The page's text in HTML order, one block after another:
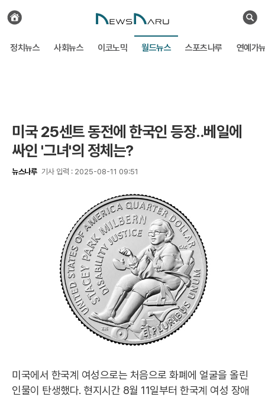
검
전
체
보
정치뉴스 사회뉴스 이코노믹 월드뉴스 스포츠나루 연예가
미국 25센트 동전에 한국인 등장..베일에
싸인 '그녀'의 정체는?
뉴스나루 기사 입력 : 2025-08-11 09:51
미국에서 한국계 여성으로는 처음으로 화폐에 얼굴을 올린
인물이 탄생했다. 현지시간 8월 11일부터 한국계 여성 장애